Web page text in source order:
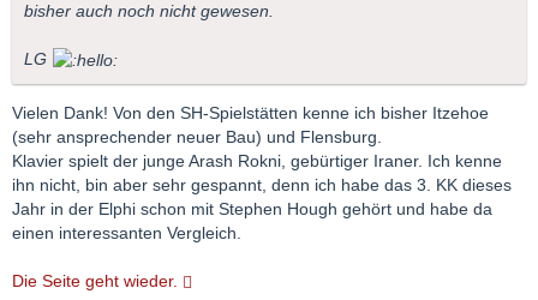
bisher auch noch nicht gewesen.
LG
Vielen Dank! Von den SH-Spielstätten kenne ich bisher Itzehoe
(sehr ansprechender neuer Bau) und Flensburg.
Klavier spielt der junge Arash Rokni, gebürtiger Iraner. Ich kenne
ihn nicht, bin aber sehr gespannt, denn ich habe das 3. KK dieses
Jahr in der Elphi schon mit Stephen Hough gehört und habe da
einen interessanten Vergleich.
Die Seite geht wieder.